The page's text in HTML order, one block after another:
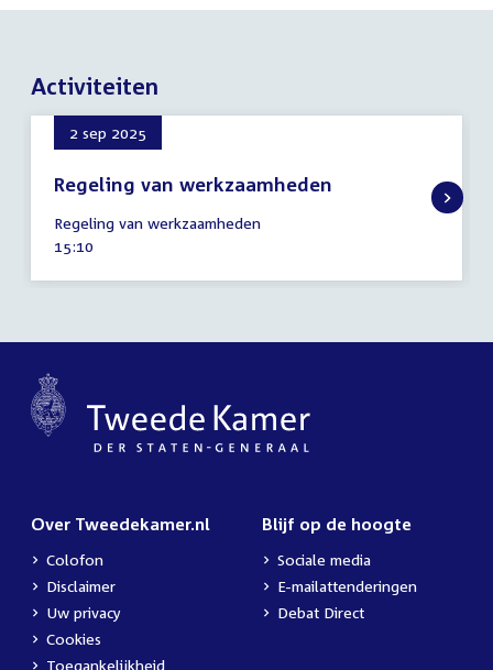
Activiteiten
2 sep 2025
Regeling van werkzaamheden
september
2025
Regeling van werkzaamheden
Tijd
15:10
Over Tweedekamer.nl
Colofon
Disclaimer
Uw privacy
Cookies
Toegankelijkheid
Blijf op de hoogte
Sociale media
E-mailattenderingen
Debat Direct